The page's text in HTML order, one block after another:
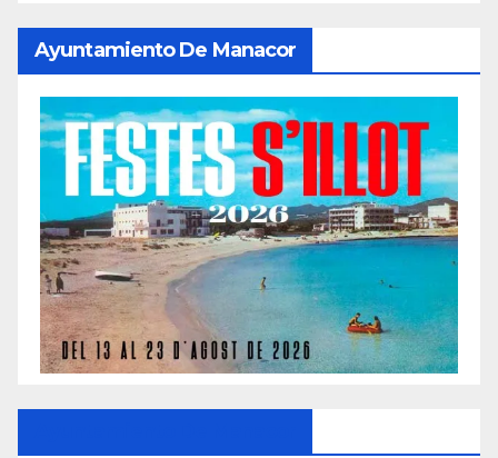
Ayuntamiento De Manacor